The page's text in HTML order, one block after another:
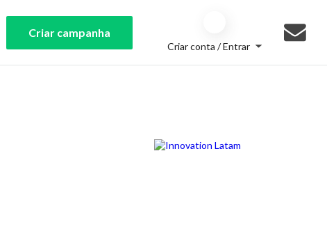
Criar campanha
Criar conta / Entrar